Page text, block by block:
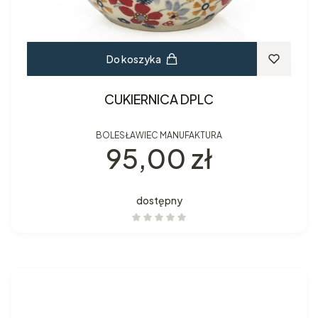
Do koszyka
CUKIERNICA DPLC
BOLESŁAWIEC MANUFAKTURA
Cena
95,00 zł
dostępny